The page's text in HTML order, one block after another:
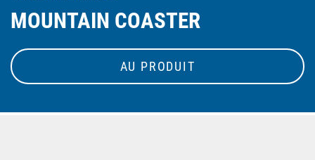
MOUNTAIN COASTER
AU PRODUIT